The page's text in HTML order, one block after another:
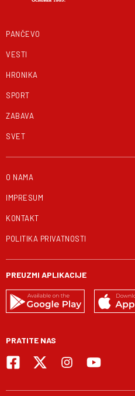
PANČEVO
VESTI
HRONIKA
SPORT
ZABAVA
SVET
O NAMA
IMPRESUM
KONTAKT
POLITIKA PRIVATNOSTI
PREUZMI APLIKACIJE
PRATITE NAS